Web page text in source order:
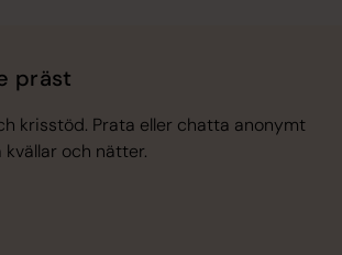
präst
krisstöd. Prata eller chatta anonymt
och nätter.